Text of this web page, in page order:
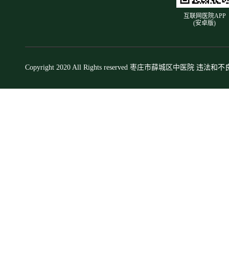
互联网医院APP
(安卓版)
Copyright 2020 All Rights reserved 枣庄市薛城区中医院 违法和